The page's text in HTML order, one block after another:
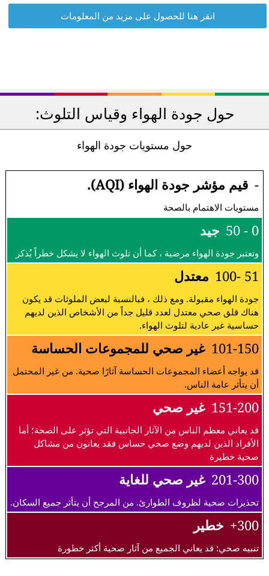
انقر هنا للحصول على مزيد من المعلومات
حول جودة الهواء وقياس التلوث:
حول مستويات جودة الهواء
- قيم مؤشر جودة الهواء (AQI).
مستويات الاهتمام بالصحة
0 - 50 جيد
وتعتبر جودة الهواء مرضية ، كما أن تلوث الهواء لا يشكل خطراً يُذكر
51 -100 معتدل
جودة الهواء مقبولة. ومع ذلك ، فبالنسبة لبعض الملوثات قد يكون
هناك قلق صحي معتدل لعدد قليل جداً من الأشخاص الذين لديهم
حساسية غير عادية لتلوث الهواء.
101-150 غير صحي للمجموعات الحساسة
قد يواجه أعضاء المجموعات الحساسة آثارًا صحية. من غير المحتمل
أن يتأثر عامة الناس.
151-200 غير صحي
قد يعاني معظم الناس من الآثار الجانبية التي تؤثر على الصحة؛ أما
الأفراد الذين لديهم وضع صحي حساس فقد يعانون من مشاكل
صحية خطيرة
201-300 غير صحي للغاية
تحذيرات صحية لظروف الطوارئ. من المرجح أن يتأثر جميع السكان.
300+ خطير
تنبيه صحي: قد يعاني الجميع من آثار صحية أكثر خطورة